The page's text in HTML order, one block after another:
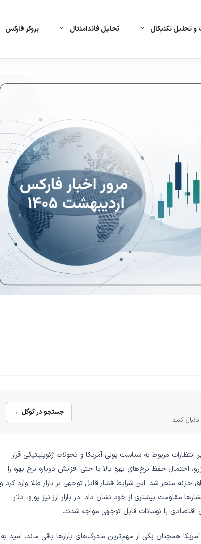
تحلیل تکنیکال تحلیل فاندامنتال بروکر فارکس
کنید
جستجو در گوگل ←
تأثیر انتظارات مربوط به سیاست پولی آمریکا و تحولات ژئوپلیتیکی قرار
احتمال حفظ نرخ‌های بهره بالا یا حتی افزایش دوباره نرخ بهره را
خزانه منجر شد. این شرایط فشار قابل توجهی بر بازار طلا وارد کرد و
مقاومت بیشتری از خود نشان داد. در بازار ارز نیز یورو، دلار
اقتصادی با نوسانات قابل توجهی مواجه شدند.
همچنان یکی از مهم‌ترین محرک‌های بازارها باقی ماند. امید به